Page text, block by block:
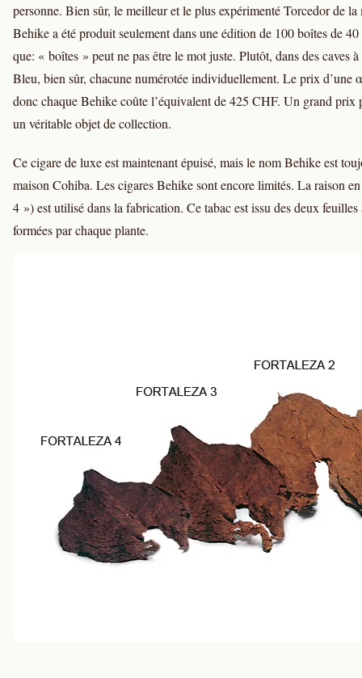
personne. Bien sûr, le meilleur et le plus expérimenté Torcedor de
Behike a été produit seulement dans une édition de 100 boîtes de
que: « boîtes » peut ne pas être le mot juste. Plutôt, dans des caves
Bleu, bien sûr, chacune numérotée individuellement. Le prix d’une
donc chaque Behike coûte l’équivalent de 425 CHF. Un grand prix
un véritable objet de collection.
Ce cigare de luxe est maintenant épuisé, mais le nom Behike est
maison Cohiba. Les cigares Behike sont encore limités. La raison
4 ») est utilisé dans la fabrication. Ce tabac est issu des deux
formées par chaque plante.